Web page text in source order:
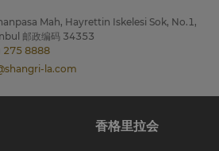
Mah, Hayrettin Iskelesi Sok, No.1,
邮政编码 34353
275 8888
la.com
香格里拉会